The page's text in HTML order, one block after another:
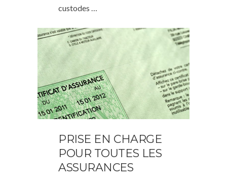
custodes …
PRISE EN CHARGE
POUR TOUTES LES
ASSURANCES